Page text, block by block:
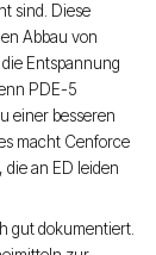
sind. Diese
Abbau von
Entspannung
PDE-5
einer besseren
macht Cenforce
an ED leiden
gut dokumentiert.